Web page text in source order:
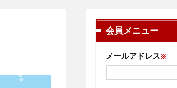
会員メニュー
メールアドレス※